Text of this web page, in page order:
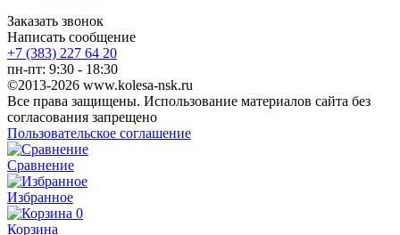
Заказать звонок
Написать сообщение
+7 (383) 227 64 20
пн-пт: 9:30 - 18:30
©2013-2026 www.kolesa-nsk.ru
Все права защищены. Использование материалов сайта без
согласования запрещено
Пользовательское соглашение
Сравнение
Избранное
0
Корзина